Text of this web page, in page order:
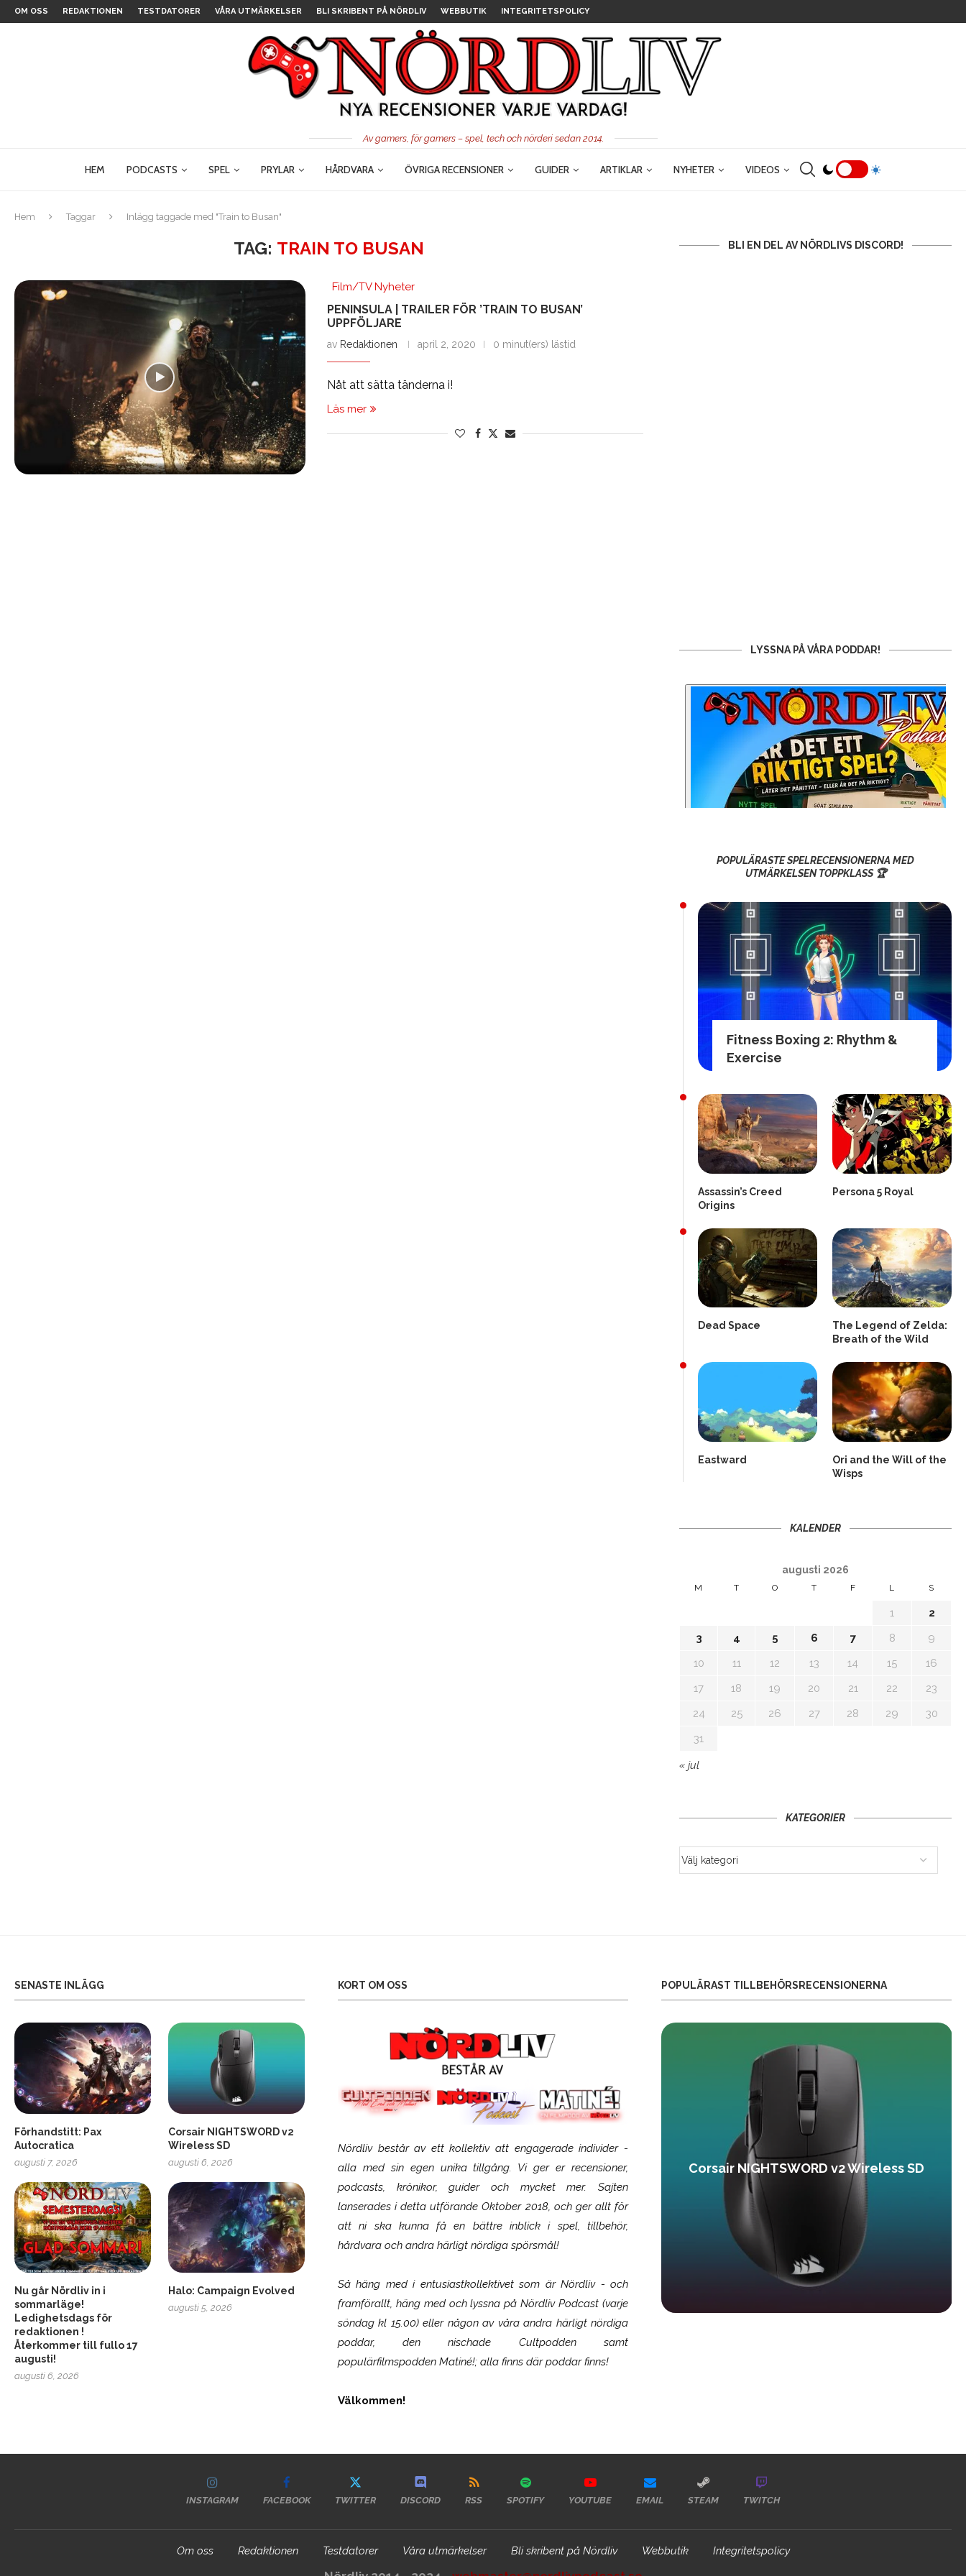
OM OSS REDAKTIONEN TESTDATORER VÅRA UTMÄRKELSER BLI SKRIBENT PÅ NÖRDLIV WEBBUTIK INTEGRITETSPOLICY
Av gamers, för gamers – spel, tech och nörderi sedan 2014.
HEM PODCASTS SPEL PRYLAR HÅRDVARA ÖVRIGA RECENSIONER GUIDER ARTIKLAR NYHETER VIDEOS
Hem Taggar Inlägg taggade med "Train to Busan"
TAG: TRAIN TO BUSAN
Film/TV Nyheter
PENINSULA | TRAILER FÖR ’TRAIN TO BUSAN’
UPPFÖLJARE
av Redaktionen april 2, 2020 0 minut(ers) lästid
Nåt att sätta tänderna i!
Läs mer
BLI EN DEL AV NÖRDLIVS DISCORD!
LYSSNA PÅ VÅRA PODDAR!
POPULÄRASTE SPELRECENSIONERNA MED
UTMÄRKELSEN TOPPKLASS 🏆
Fitness Boxing 2: Rhythm &
Exercise
Assassin’s Creed
Origins
Persona 5 Royal
Dead Space
The Legend of Zelda:
Breath of the Wild
Eastward
Ori and the Will of the
Wisps
KALENDER
augusti 2026
M T O T F L S
1
2
3
4 5 6 7 8
9
10
11 12 13 14 15
16
17
18 19 20 21 22
23
24
25 26 27 28 29
30
31
« jul
KATEGORIER
SENASTE INLÄGG
Förhandstitt: Pax
Autocratica
augusti 7, 2026
Corsair NIGHTSWORD v2
Wireless SD
augusti 6, 2026
Nu går Nördliv in i
sommarläge!
Ledighetsdags för
redaktionen !
Återkommer till fullo 17
augusti!
augusti 6, 2026
Halo: Campaign Evolved
augusti 5, 2026
KORT OM OSS
Nördliv består av ett kollektiv att engagerade individer -
alla med sin egen unika tillgång. Vi ger er recensioner,
podcasts, krönikor, guider och mycket mer. Sajten
lanserades i detta utförande Oktober 2018, och ger allt för
att ni ska kunna få en bättre inblick i spel, tillbehör,
hårdvara och andra härligt nördiga spörsmål!
Så häng med i entusiastkollektivet som ärNördliv- och
framförallt, häng med och lyssna på Nördliv Podcast (varje
söndag kl 15.00) eller någon av våra andra härligt nördiga
poddar, den nischade Cultpodden samt
populärfilmspodden Matiné!; alla finns där poddar finns!
Välkommen!
POPULÄRAST TILLBEHÖRSRECENSIONERNA
Soundcore Liberty 5 Pro SCUF Gaming Omega Corsair NIGHTSWORD v2 Wireless SD
INSTAGRAM FACEBOOK TWITTER DISCORD RSS SPOTIFY YOUTUBE EMAIL STEAM TWITCH
Om oss Redaktionen Testdatorer Våra utmärkelser Bli skribent på Nördliv Webbutik Integritetspolicy